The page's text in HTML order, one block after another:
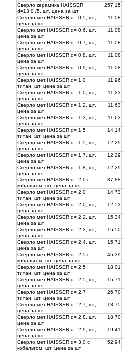
Сверло керамика HAISSER
d=13,0 /5, шт, цена за шт
257,15
Сверло мет.HAISSER d= 0,5, шт,
цена за шт
11,08
Сверло мет.HAISSER d= 0,6, шт,
цена за шт
11,08
Сверло мет.HAISSER d= 0,7, шт,
цена за шт
11,08
Сверло мет.HAISSER d= 0,8, шт,
цена за шт
11,08
Сверло мет.HAISSER d= 0,9, шт,
цена за шт
11,08
Сверло мет.HAISSER d= 1,0
титан, шт, цена за шт
11,96
Сверло мет.HAISSER d= 1,0, шт,
цена за шт
11,23
Сверло мет.HAISSER d= 1,2, шт,
цена за шт
11,63
Сверло мет.HAISSER d= 1,3, шт,
цена за шт
11,63
Сверло мет.HAISSER d= 1,5
титан, шт, цена за шт
14,14
Сверло мет.HAISSER d= 1,5, шт,
цена за шт
12,29
Сверло мет.HAISSER d= 1,7, шт,
цена за шт
12,29
Сверло мет.HAISSER d= 1,8, шт,
цена за шт
12,29
Сверло мет.HAISSER d= 2,0 с
кобальтом, шт, цена за шт
37,88
Сверло мет.HAISSER d= 2,0
титан, шт, цена за шт
14,73
Сверло мет.HAISSER d= 2,0, шт,
цена за шт
12,53
Сверло мет.HAISSER d= 2,2, шт,
цена за шт
15,34
Сверло мет.HAISSER d= 2,3, шт,
цена за шт
15,50
Сверло мет.HAISSER d= 2,4, шт,
цена за шт
15,71
Сверло мет.HAISSER d= 2,5 с
кобальтом, шт, цена за шт
45,39
Сверло мет.HAISSER d= 2,5
титан, шт, цена за шт
18,01
Сверло мет.HAISSER d= 2,5, шт,
цена за шт
15,71
Сверло мет.HAISSER d= 2,7
титан, шт, цена за шт
26,70
Сверло мет.HAISSER d= 2,7, шт,
цена за шт
18,75
Сверло мет.HAISSER d= 2,8, шт,
цена за шт
18,70
Сверло мет.HAISSER d= 2,9, шт,
цена за шт
19,41
Сверло мет.HAISSER d= 3,0 с
кобальтом, шт, цена за шт
52,94